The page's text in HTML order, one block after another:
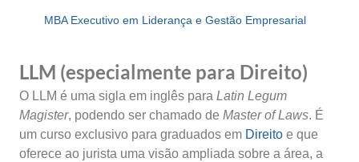
MBA Executivo em Liderança e Gestão Empresarial
LLM (especialmente para Direito)
O LLM é uma sigla em inglês para Latin Legum
Magister, podendo ser chamado de Master of Laws. É
um curso exclusivo para graduados em Direito e que
oferece ao jurista uma visão ampliada sobre a área, a